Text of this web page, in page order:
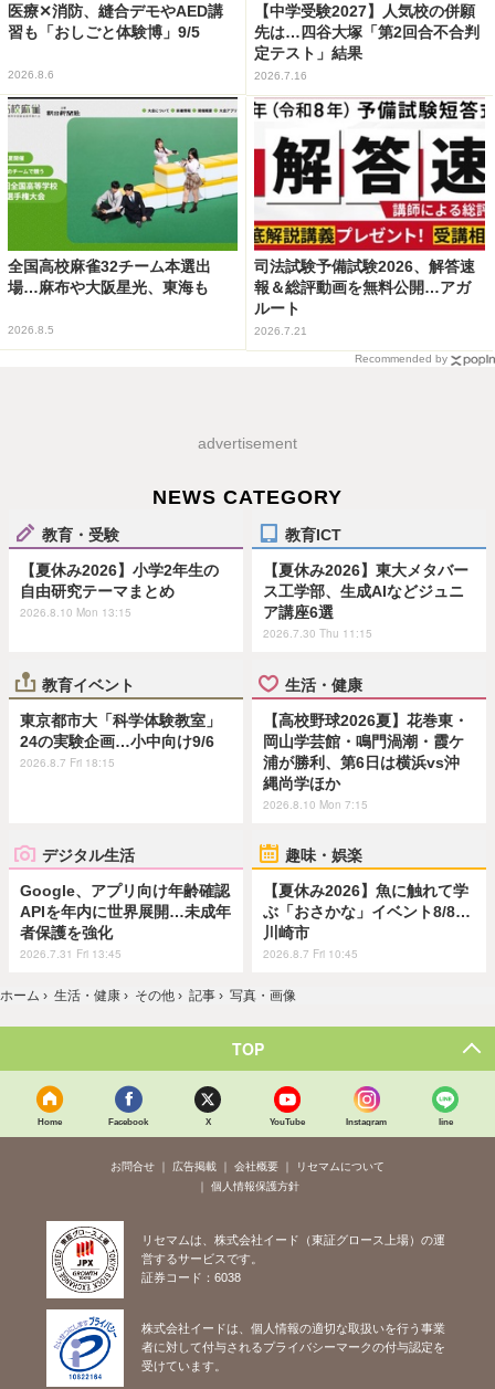
医療✕消防、縫合デモやAED講
習も「おしごと体験博」9/5
2026.8.6
【中学受験2027】人気校の併願
先は…四谷大塚「第2回合不合判
定テスト」結果
2026.7.16
全国高校麻雀32チーム本選出
場…麻布や大阪星光、東海も
2026.8.5
司法試験予備試験2026、解答速
報＆総評動画を無料公開…アガ
ルート
2026.7.21
Recommended by
advertisement
NEWS CATEGORY
教育・受験
【夏休み2026】小学2年生の
自由研究テーマまとめ
2026.8.10 Mon 13:15
教育ICT
【夏休み2026】東大メタバー
ス工学部、生成AIなどジュニ
ア講座6選
2026.7.30 Thu 11:15
教育イベント
東京都市大「科学体験教室」
24の実験企画…小中向け9/6
2026.8.7 Fri 18:15
生活・健康
【高校野球2026夏】花巻東・
岡山学芸館・鳴門渦潮・霞ケ
浦が勝利、第6日は横浜vs沖
縄尚学ほか
2026.8.10 Mon 7:15
デジタル生活
Google、アプリ向け年齢確認
APIを年内に世界展開…未成年
者保護を強化
2026.7.31 Fri 13:45
趣味・娯楽
【夏休み2026】魚に触れて学
ぶ「おさかな」イベント8/8…
川崎市
2026.8.7 Fri 10:45
ホーム › 生活・健康 › その他 › 記事 › 写真・画像
TOP
Home Facebook X YouTube Instagram line
お問合せ 広告掲載 会社概要
リセマムについて
個人情報保護方針
リセマムは、株式会社イード（東証グロース上場）の運
営するサービスです。
証券コード：6038
株式会社イードは、個人情報の適切な取扱いを行う事業
者に対して付与されるプライバシーマークの付与認定を
受けています。